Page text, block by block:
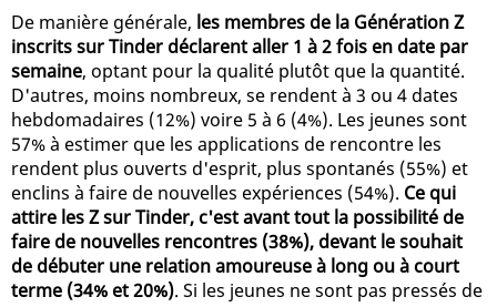
De manière générale, les membres de la Génération Z
inscrits sur Tinder déclarent aller 1 à 2 fois en date par
semaine, optant pour la qualité plutôt que la quantité.
D'autres, moins nombreux, se rendent à 3 ou 4 dates
hebdomadaires (12%) voire 5 à 6 (4%). Les jeunes sont
57% à estimer que les applications de rencontre les
rendent plus ouverts d'esprit, plus spontanés (55%) et
enclins à faire de nouvelles expériences (54%). Ce qui
attire les Z sur Tinder, c'est avant tout la possibilité de
faire de nouvelles rencontres (38%), devant le souhait
de débuter une relation amoureuse à long ou à court
terme (34% et 20%). Si les jeunes ne sont pas pressés de